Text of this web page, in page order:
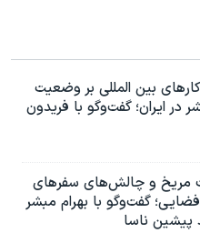
بین المللی بر وضعیت
در ایران؛ گفت‌وگو با فریدون
مریخ و چالش‌های سفرهای
گفت‌وگو با بهرام مبشر
پیشین ناسا